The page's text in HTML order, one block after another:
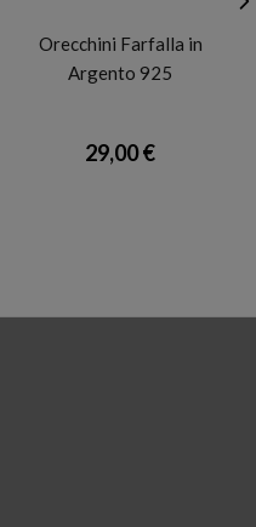
Orecchini Farfalla in
Argento 925
29,00 €